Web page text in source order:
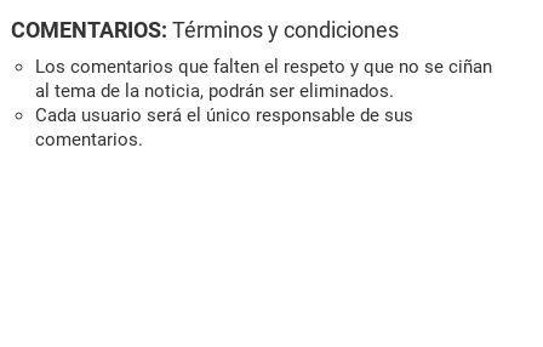
COMENTARIOS: Términos y condiciones
Los comentarios que falten el respeto y que no se ciñan
al tema de la noticia, podrán ser eliminados.
Cada usuario será el único responsable de sus
comentarios.